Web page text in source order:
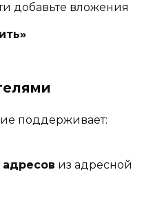
добавьте вложения
поддерживает:
из адресной